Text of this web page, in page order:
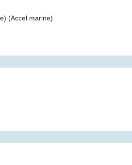
(Accel marine)